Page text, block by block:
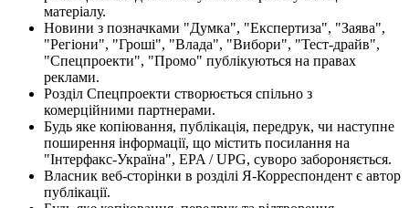
матеріалу.
Новини з позначками "Думка", "Експертиза", "Заява",
"Регіони", "Гроші", "Влада", "Вибори", "Тест-драйв",
"Спецпроекти", "Промо" публікуються на правах
реклами.
Розділ Спецпроекти створюється спільно з
комерційними партнерами.
Будь яке копіювання, публікація, передрук, чи наступне
поширення інформації, що містить посилання на
"Інтерфакс-Україна", EPA / UPG, суворо забороняється.
Власник веб-сторінки в розділі Я-Корреспондент є автор
публікації.